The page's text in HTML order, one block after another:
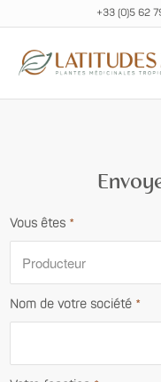
+33 (0)5 62
Vous êtes *
Nom de votre société *